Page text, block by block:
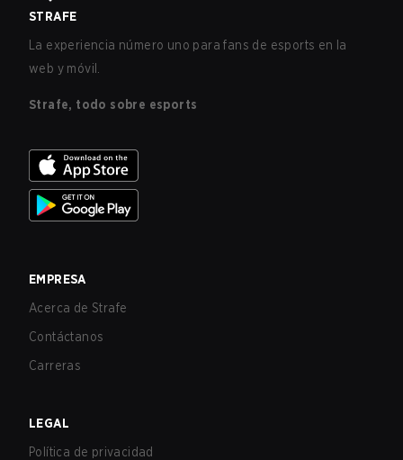
STRAFE
La experiencia número uno para fans de esports en la
web y móvil.
Strafe, todo sobre esports
EMPRESA
Acerca de Strafe
Contáctanos
Carreras
LEGAL
Política de privacidad